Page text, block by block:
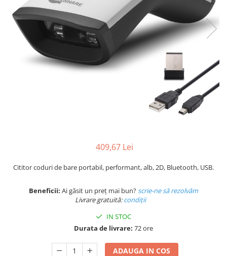
Plicuri de carton
Plicuri cu bule
Plicuri ecommerce
Pungi si sacose
Pungi curierat
Pungi coloane de aer
409,67 Lei
Cititor coduri de bare portabil, performant, alb, 2D, Bluetooth, USB.
Beneficii: Ai găsit un preț mai bun?scrie-ne să rezolvăm
Livrare gratuită:condiții
IN STOC
Durata de livrare: 72 ore
ADAUGA IN COS